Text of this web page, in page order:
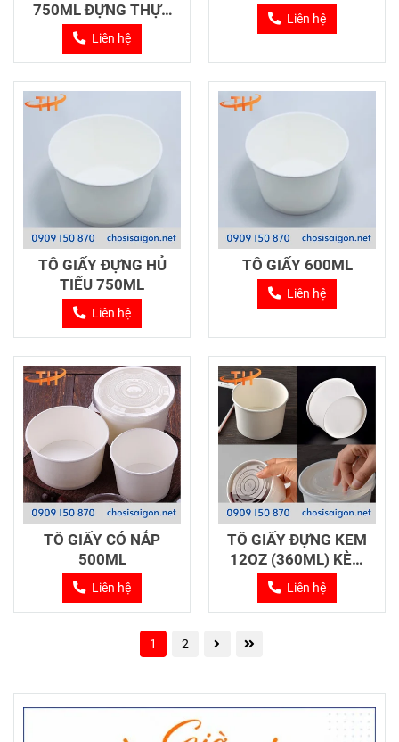
750ML ĐỰNG THỰC
PHẨM
Liên hệ
Liên hệ
TÔ GIẤY ĐỰNG HỦ
TIẾU 750ML
Liên hệ
TÔ GIẤY 600ML
Liên hệ
TÔ GIẤY CÓ NẮP
500ML
Liên hệ
TÔ GIẤY ĐỰNG KEM
12OZ (360ML) KÈM
NẮP
Liên hệ
1 2